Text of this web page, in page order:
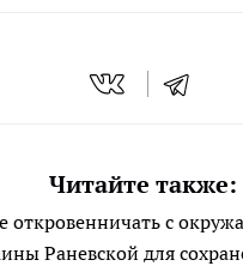
Читайте также:
откровенничать с
Раневской для